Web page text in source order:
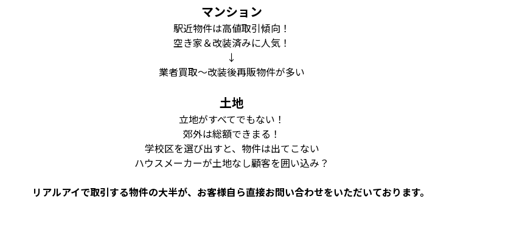
マンション
駅近物件は高値取引傾向！
空き家＆改装済みに人気！
↓
業者買取～改装後再販物件が多い
土地
立地がすべてでもない！
郊外は総額できまる！
学校区を選び出すと、物件は出てこない
ハウスメーカーが土地なし顧客を囲い込み？
リアルアイで取引する物件の大半が、お客様自ら直接お問い合わせをいただいております。